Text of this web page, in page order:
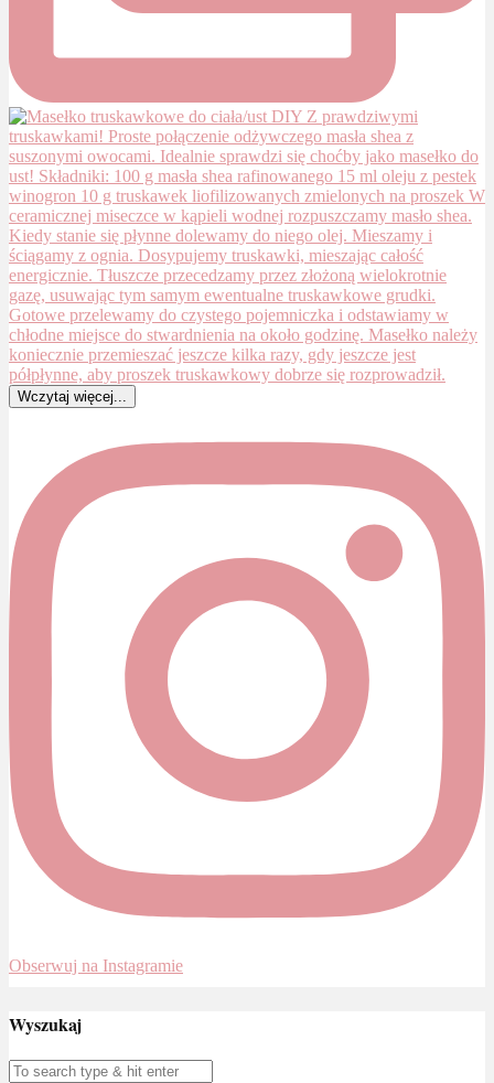
Wczytaj więcej...
Obserwuj na Instagramie
Wyszukaj